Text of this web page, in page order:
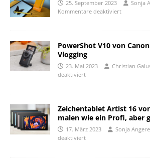
25. September 2023
Sonja
Kommentare deaktiviert
PowerShot V10 von
Vlogging
23. Mai 2023 Christian
deaktiviert
Zeichentablet Artist 16
malen wie ein Profi, aber
17. März 2023 Sonja
deaktiviert